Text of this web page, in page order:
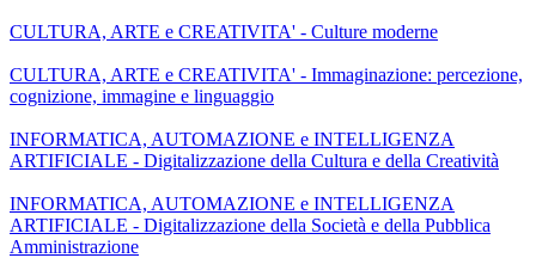
CULTURA, ARTE e CREATIVITA' - Culture moderne
CULTURA, ARTE e CREATIVITA' - Immaginazione: percezione,
cognizione, immagine e linguaggio
INFORMATICA, AUTOMAZIONE e INTELLIGENZA
ARTIFICIALE - Digitalizzazione della Cultura e della Creatività
INFORMATICA, AUTOMAZIONE e INTELLIGENZA
ARTIFICIALE - Digitalizzazione della Società e della Pubblica
Amministrazione